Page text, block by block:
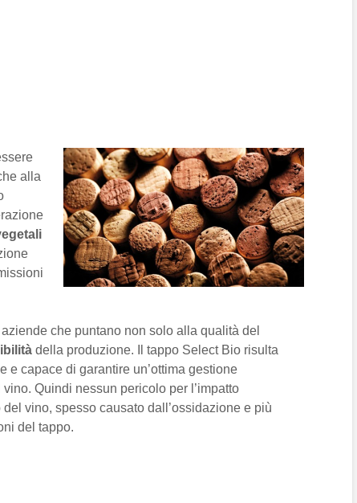
alla
che puntano non solo alla qualità del
della produzione. Il tappo Select Bio risulta
e capace di garantire un’ottima gestione
Quindi nessun pericolo per l’impatto
vino, spesso causato dall’ossidazione e più
del tappo.